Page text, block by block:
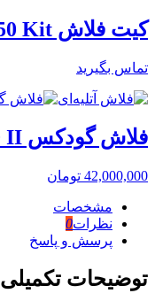
کیت فلاش Godox E250 Kit
تماس بگیرید
فلاش گودکس Godox QS-400 II
42,000,000 تومان
مشخصات
نظرات0
پرسش و پاسخ
توضیحات تکمیلی